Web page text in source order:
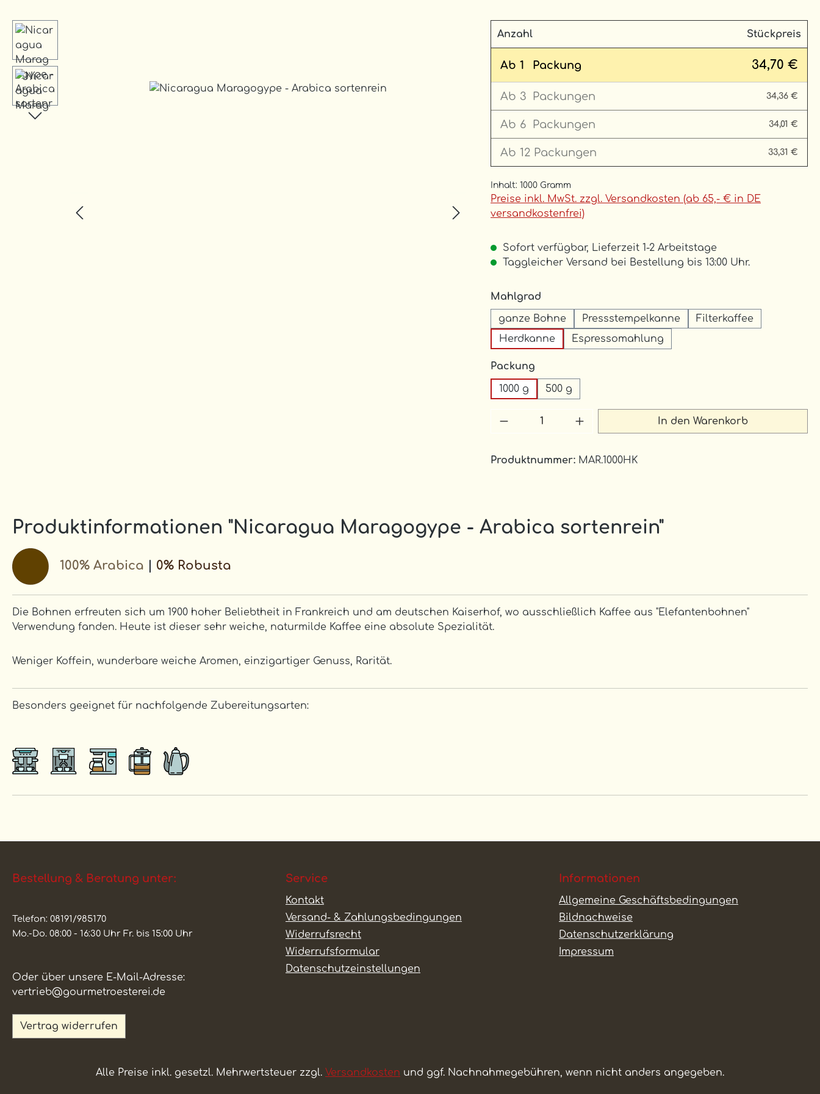
Bildergalerie überspringen
Anzahl Stückpreis
Ab 1 Packung 34,70 €
Ab 3 Packungen 34,36 €
Ab 6 Packungen 34,01 €
Ab 12 Packungen 33,31 €
Inhalt: 1000 Gramm
Preise inkl. MwSt. zzgl. Versandkosten (ab 65,- € in DE
versandkostenfrei)
Sofort verfügbar, Lieferzeit 1-2 Arbeitstage
Taggleicher Versand bei Bestellung bis 13:00 Uhr.
Mahlgrad
ganze Bohne Pressstempelkanne
Filterkaffee
Herdkanne
Espressomahlung
Packung
1000 g 500 g
Produkt Anzahl: Gib den gewünschten
In den Warenkorb
Produktnummer: MAR.1000HK
Produktinformationen "Nicaragua Maragogype - Arabica sortenrein"
100% Arabica 0% Robusta
Die Bohnen erfreuten sich um 1900 hoher Beliebtheit in Frankreich und am deutschen Kaiserhof, wo ausschließlich Kaffee aus "Elefantenbohnen"
Verwendung fanden. Heute ist dieser sehr weiche, naturmilde Kaffee eine absolute Spezialität.
Weniger Koffein, wunderbare weiche Aromen, einzigartiger Genuss, Rarität.
Besonders geeignet für nachfolgende Zubereitungsarten:
Bestellung & Beratung unter:
Telefon: 08191/985170
Mo.-Do. 08:00 - 16:30 Uhr Fr. bis 15:00 Uhr
Oder über unsere E-Mail-Adresse:
vertrieb@gourmetroesterei.de
Vertrag widerrufen
Service
Kontakt
Versand- & Zahlungsbedingungen
Widerrufsrecht
Widerrufsformular
Datenschutzeinstellungen
Informationen
Allgemeine Geschäftsbedingungen
Bildnachweise
Datenschutzerklärung
Impressum
Alle Preise inkl. gesetzl. Mehrwertsteuer zzgl. Versandkosten und ggf. Nachnahmegebühren, wenn nicht anders angegeben.